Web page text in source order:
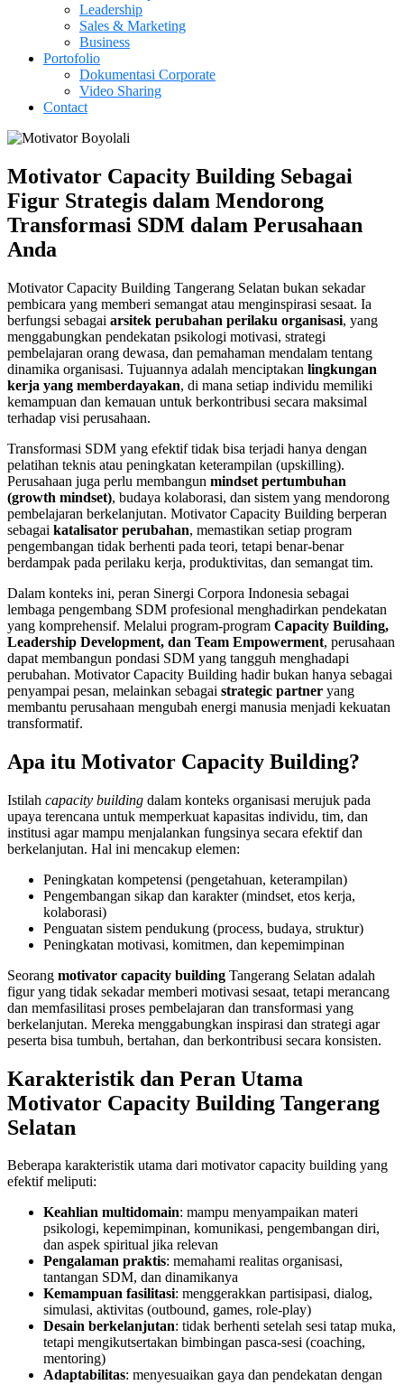
Leadership
Sales & Marketing
Business
Portofolio
Dokumentasi Corporate
Video Sharing
Contact
Motivator Capacity Building Sebagai
Figur Strategis dalam Mendorong
Transformasi SDM dalam Perusahaan
Anda
Motivator Capacity Building Tangerang Selatan bukan sekadar
pembicara yang memberi semangat atau menginspirasi sesaat. Ia
berfungsi sebagai arsitek perubahan perilaku organisasi, yang
menggabungkan pendekatan psikologi motivasi, strategi
pembelajaran orang dewasa, dan pemahaman mendalam tentang
dinamika organisasi. Tujuannya adalah menciptakan lingkungan
kerja yang memberdayakan, di mana setiap individu memiliki
kemampuan dan kemauan untuk berkontribusi secara maksimal
terhadap visi perusahaan.
Transformasi SDM yang efektif tidak bisa terjadi hanya dengan
pelatihan teknis atau peningkatan keterampilan (upskilling).
Perusahaan juga perlu membangun mindset pertumbuhan
(growth mindset), budaya kolaborasi, dan sistem yang mendorong
pembelajaran berkelanjutan. Motivator Capacity Building berperan
sebagai katalisator perubahan, memastikan setiap program
pengembangan tidak berhenti pada teori, tetapi benar-benar
berdampak pada perilaku kerja, produktivitas, dan semangat tim.
Dalam konteks ini, peran Sinergi Corpora Indonesia sebagai
lembaga pengembang SDM profesional menghadirkan pendekatan
yang komprehensif. Melalui program-program Capacity Building,
Leadership Development, dan Team Empowerment, perusahaan
dapat membangun pondasi SDM yang tangguh menghadapi
perubahan. Motivator Capacity Building hadir bukan hanya sebagai
penyampai pesan, melainkan sebagai strategic partner yang
membantu perusahaan mengubah energi manusia menjadi kekuatan
transformatif.
Apa itu Motivator Capacity Building?
Istilah capacity building dalam konteks organisasi merujuk pada
upaya terencana untuk memperkuat kapasitas individu, tim, dan
institusi agar mampu menjalankan fungsinya secara efektif dan
berkelanjutan. Hal ini mencakup elemen:
Peningkatan kompetensi (pengetahuan, keterampilan)
Pengembangan sikap dan karakter (mindset, etos kerja,
kolaborasi)
Penguatan sistem pendukung (process, budaya, struktur)
Peningkatan motivasi, komitmen, dan kepemimpinan
Seorang motivator capacity building Tangerang Selatan adalah
figur yang tidak sekadar memberi motivasi sesaat, tetapi merancang
dan memfasilitasi proses pembelajaran dan transformasi yang
berkelanjutan. Mereka menggabungkan inspirasi dan strategi agar
peserta bisa tumbuh, bertahan, dan berkontribusi secara konsisten.
Karakteristik dan Peran Utama
Motivator Capacity Building Tangerang
Selatan
Beberapa karakteristik utama dari motivator capacity building yang
efektif meliputi:
Keahlian multidomain: mampu menyampaikan materi
psikologi, kepemimpinan, komunikasi, pengembangan diri,
dan aspek spiritual jika relevan
Pengalaman praktis: memahami realitas organisasi,
tantangan SDM, dan dinamikanya
Kemampuan fasilitasi: menggerakkan partisipasi, dialog,
simulasi, aktivitas (outbound, games, role-play)
Desain berkelanjutan: tidak berhenti setelah sesi tatap muka,
tetapi mengikutsertakan bimbingan pasca-sesi (coaching,
mentoring)
Adaptabilitas: menyesuaikan gaya dan pendekatan dengan